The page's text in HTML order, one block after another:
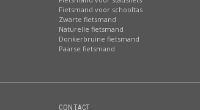
Fietsmand voor schooltas
Zwarte fietsmand
Naturelle fietsmand
Donkerbruine fietsmand
Paarse fietsmand
CONTACT